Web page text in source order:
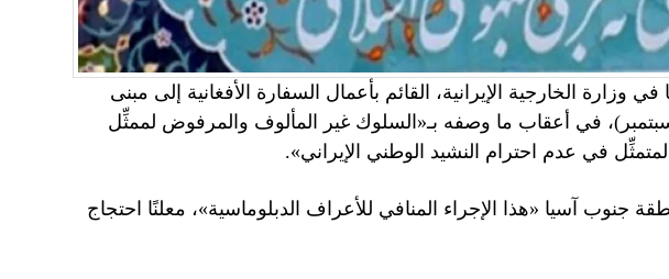
وزارة الخارجية الإيرانية، القائم بأعمال السفارة الأفغانية إلى مبنى
الخارجية صباح أمس الجمعة (20 سبتمبر)، في أعقاب ما وصفه بـ«السلوك غير المألوف والمرفوض لممثِّل
في عدم احترام النشيد الوطني الإيراني».
جنوب آسيا «هذا الإجراء المنافي للأعراف الدبلوماسية»، معلنًا احتجاج